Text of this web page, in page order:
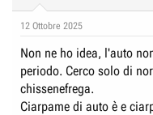
12 Ottobre 2025
Non ne ho idea, l'auto
periodo. Cerco solo di
chissenefrega.
Ciarpame di auto è e